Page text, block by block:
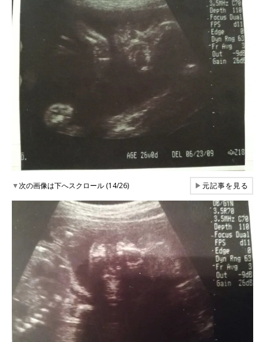
▼次の画像は下へスクロール (14/26) ▶元記事を見る